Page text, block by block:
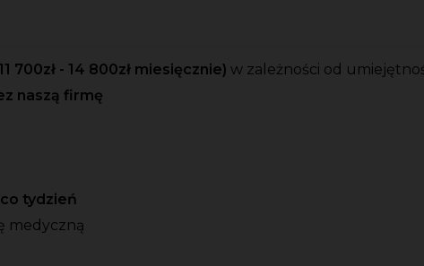
700zł - 14 800zł miesięcznie) w zależności od
naszą firmę
tydzień
medyczną